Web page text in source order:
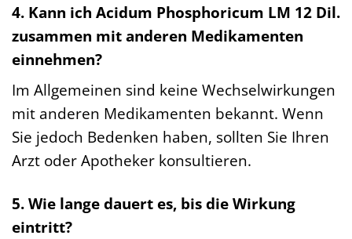
4. Kann ich Acidum Phosphoricum LM 12 Dil.
zusammen mit anderen Medikamenten
einnehmen?
Im Allgemeinen sind keine Wechselwirkungen
mit anderen Medikamenten bekannt. Wenn
Sie jedoch Bedenken haben, sollten Sie Ihren
Arzt oder Apotheker konsultieren.
5. Wie lange dauert es, bis die Wirkung
eintritt?